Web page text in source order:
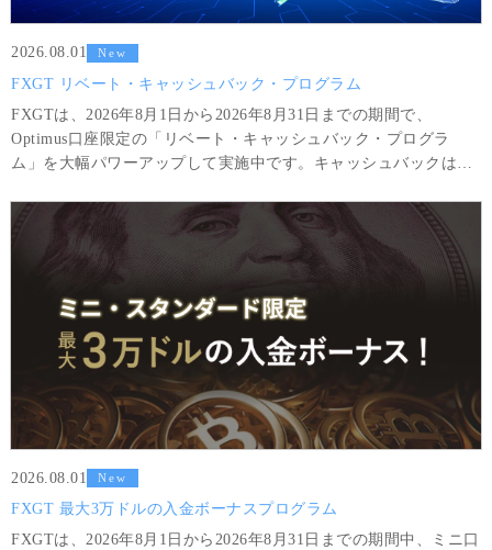
2026.08.01 New
FXGT リベート・キャッシュバック・プログラム
FXGTは、2026年8月1日から2026年8月31日までの期間で、
Optimus口座限定の「リベート・キャッシュバック・プログラ
ム」を大幅パワーアップして実施中です。キャッシュバックは、
取引口座に反映されます。
2026.08.01 New
FXGT 最大3万ドルの入金ボーナスプログラム
FXGTは、2026年8月1日から2026年8月31日までの期間中、ミニ口